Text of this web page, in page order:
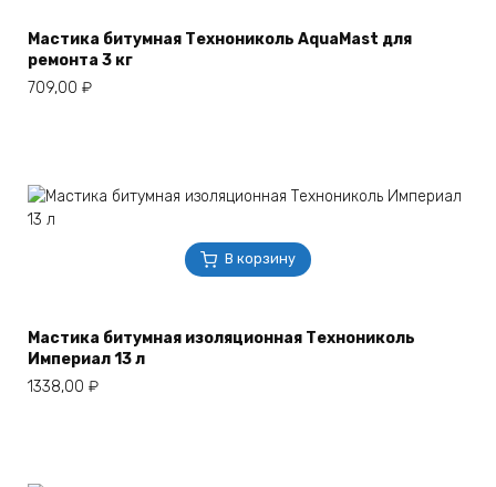
Мастика битумная Технониколь AquaMast для
ремонта 3 кг
709,00 ₽
В корзину
Мастика битумная изоляционная Технониколь
Империал 13 л
1338,00 ₽